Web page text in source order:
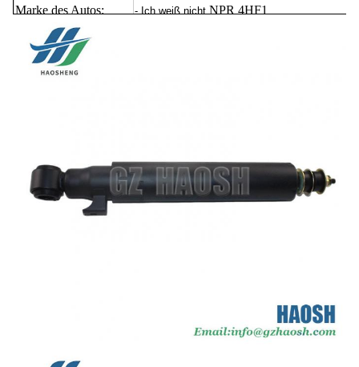
Marke des Autos:
- Ich weiß nicht.NPR 4HF1
Qualität:
Gewährleistung: